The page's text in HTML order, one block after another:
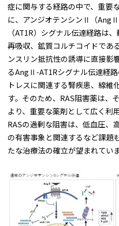
症に関与する経路の中で、重要
に、アンジオテンシンⅡ（
（AT1R）シグナル伝達経路は
再吸収、鉱質コルチコイドであ
ンスリン抵抗性の誘導に直接影
るAngⅡ-AT1Rシグナル伝達経
トレスに関連する腎疾患、線維
す。そのため、RAS阻害薬は、
より、重要な薬剤として広く利
RASの過剰な阻害は、低血圧、
の有害事象と関連するなど課題
たな治療法の確立が望まれていま